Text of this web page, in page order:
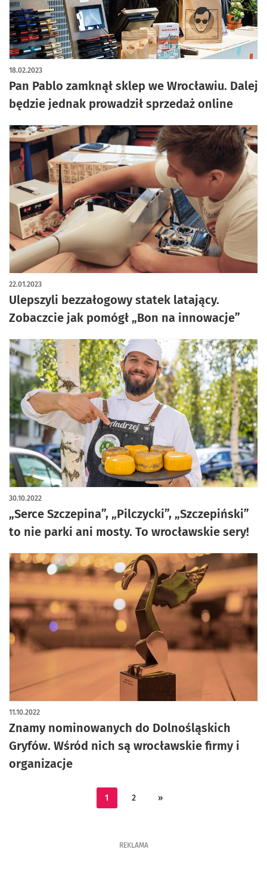
Pan Pablo zamknął sklep we Wrocławiu. Dalej
będzie jednak prowadził sprzedaż online
18.02.2023
Ulepszyli bezzałogowy statek latający.
Zobaczcie jak pomógł „Bon na innowacje”
22.01.2023
„Serce Szczepina”, „Pilczycki”, „Szczepiński”
to nie parki ani mosty. To wrocławskie sery!
30.10.2022
Znamy nominowanych do Dolnośląskich
Gryfów. Wśród nich są wrocławskie firmy i
organizacje
11.10.2022
1 2 »
REKLAMA